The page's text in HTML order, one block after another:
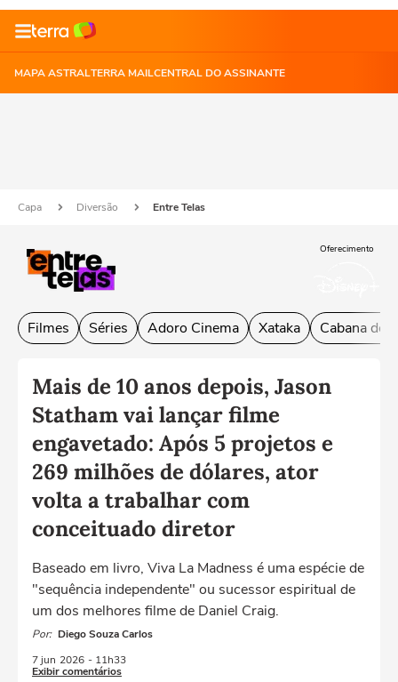
MAPA ASTRALTERRA MAILCENTRAL DO ASSINANTE
Capa Diversão Entre Telas
Oferecimento
Filmes Séries Adoro Cinema Xataka Cabana do
Mais de 10 anos depois, Jason
Statham vai lançar filme
engavetado: Após 5 projetos e
269 milhões de dólares, ator
volta a trabalhar com
conceituado diretor
Baseado em livro, Viva La Madness é uma espécie de
"sequência independente" ou sucessor espiritual de
um dos melhores filme de Daniel Craig.
Por: Diego Souza Carlos
7 jun 2026 - 11h33
Exibir comentários